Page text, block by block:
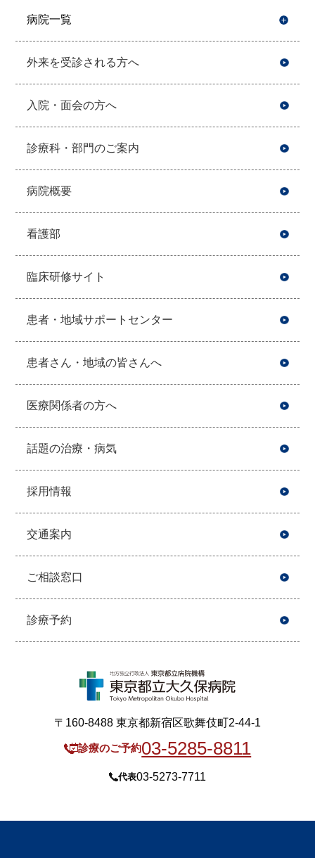
病院一覧
外来を受診される方へ
入院・面会の方へ
診療科・部門のご案内
病院概要
看護部
臨床研修サイト
患者・地域サポートセンター
患者さん・地域の皆さんへ
医療関係者の方へ
話題の治療・病気
採用情報
交通案内
ご相談窓口
診療予約
〒160-8488 東京都新宿区歌舞伎町2-44-1
診療のご予約03-5285-8811
代表03-5273-7711